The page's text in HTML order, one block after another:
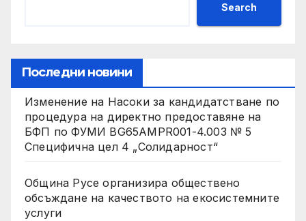
Search
Последни новини
Изменение на Насоки за кандидатстване по
процедура на директно предоставяне на
БФП по ФУМИ BG65AMPR001-4.003 № 5
Специфична цел 4 „Солидарност“
Община Русе организира обществено
обсъждане на качеството на екосистемните
услуги